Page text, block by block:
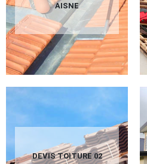
AISNE
DEVIS TOITURE 02